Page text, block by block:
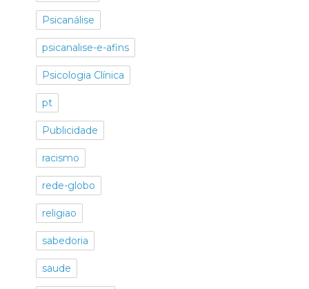
Psicanálise
psicanalise-e-afins
Psicologia Clínica
pt
Publicidade
racismo
rede-globo
religiao
sabedoria
saude